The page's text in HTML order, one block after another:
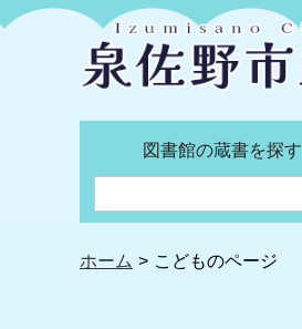
図書館の蔵書を探す
ホーム こどものページ